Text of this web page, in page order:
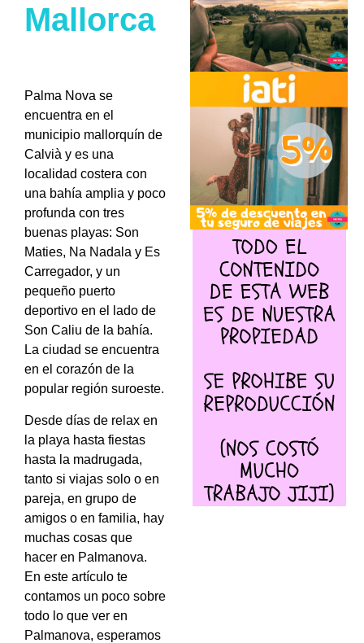
Mallorca
Palma Nova se
encuentra en el
municipio mallorquín de
Calvià y es una
localidad costera con
una bahía amplia y poco
profunda con tres
buenas playas: Son
Maties, Na Nadala y Es
Carregador, y un
pequeño puerto
deportivo en el lado de
Son Caliu de la bahía.
La ciudad se encuentra
en el corazón de la
popular región suroeste.
Desde días de relax en
la playa hasta fiestas
hasta la madrugada,
tanto si viajas solo o en
pareja, en grupo de
amigos o en familia, hay
muchas cosas que
hacer en Palmanova.
En este artículo te
contamos un poco sobre
todo lo que ver en
Palmanova, esperamos